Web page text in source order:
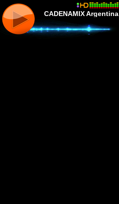
CADENAMIX Argentina